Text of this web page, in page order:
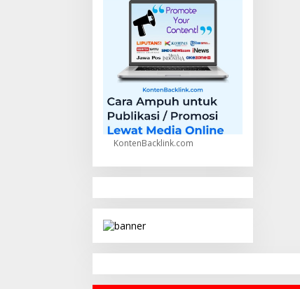
KontenBacklink.com